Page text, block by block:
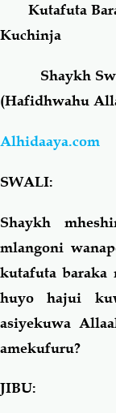
Salaf Wa
Fiqh-Ibaadah
Fataawa Za
Akhlaaq-
Familia-Jamii
Chemsha
Mapishi
Kutafuta
Kuchinja
Shaykh
(Hafidhwahu
Alhidaaya.com
SWALI:
Shaykh
mlangoni
kutafuta
huyo hajui
asiyekuwa
amekufuru?
JIBU: